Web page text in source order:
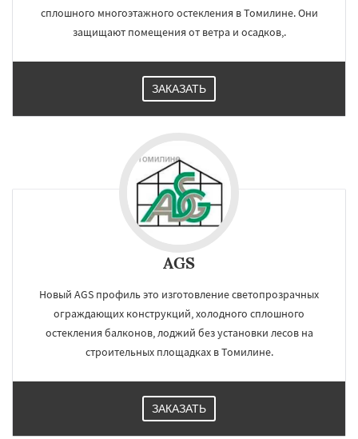
сплошного многоэтажного остекления в Томилине. Они
защищают помещения от ветра и осадков,.
ЗАКАЗАТЬ
AGS
Новый AGS профиль это изготовление светопрозрачных
ограждающих конструкций, холодного сплошного
остекления балконов, лоджий без установки лесов на
строительных площадках в Томилине.
ЗАКАЗАТЬ